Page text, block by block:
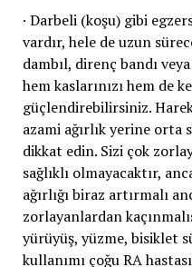
· Darbeli (koşu) gibi
vardır, hele de uzun
dambıl, direnç bandı
hem kaslarınızı hem de
güçlendirebilirsiniz.
azami ağırlık yerine orta
dikkat edin. Sizi çok
sağlıklı olmayacaktır,
ağırlığı biraz artırmalı
zorlayanlardan
yürüyüş, yüzme, bisiklet
kullanımı çoğu RA